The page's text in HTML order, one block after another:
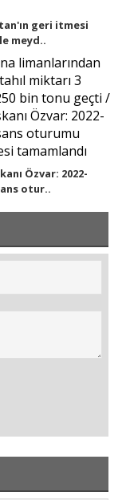
geri itmesi
meyd..
Özvar: 2022-
otur..